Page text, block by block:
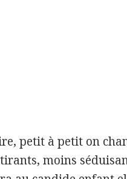
petit à petit on
moins